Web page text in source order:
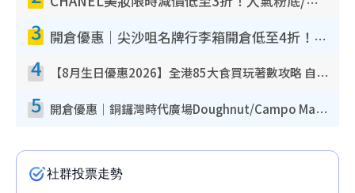
3 開倉優惠｜尖沙咀名牌行李箱開倉低至4折！一連5日 American Tourister/ace./Hallmark $200起！
4 【8月生日優惠2026】全港85大食買玩著數攻略 自助餐/火鍋放題同行免費＋誠品/DONKI送現金券
5 開倉優惠｜銅鑼灣時代廣場Doughnut/Campo Marzio開倉低至1折！背囊、書包、手袋劈價$200起